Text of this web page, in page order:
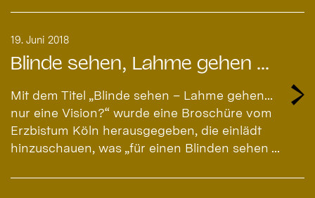
Blinde sehen, Lahme gehen ...
19. Juni 2018
Mit dem Titel „Blinde sehen – Lahme gehen…
nur eine Vision?“ wurde eine Broschüre vom
Erzbistum Köln herausgegeben, die einlädt
hinzuschauen, was „für einen Blinden sehen ...